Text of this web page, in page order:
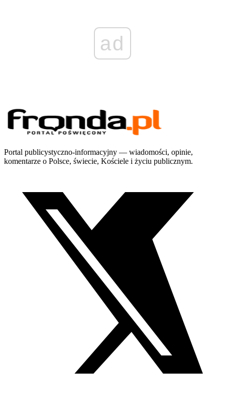
ad
Portal publicystyczno-informacyjny — wiadomości, opinie,
komentarze o Polsce, świecie, Kościele i życiu publicznym.